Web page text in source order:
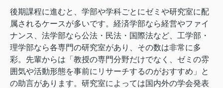
後期課程に進むと、学部や学科ごとにゼミや研究室に配
属されるケースが多いです。経済学部なら経営やファイ
ナンス、法学部なら公法・民法・国際法など、工学部・
理学部なら各専門の研究室があり、その数は非常に多
彩。先輩からは「教授の専門分野だけでなく、ゼミの雰
囲気や活動形態を事前にリサーチするのがおすすめ」と
の助言があります。研究室によっては国内外の学会発表